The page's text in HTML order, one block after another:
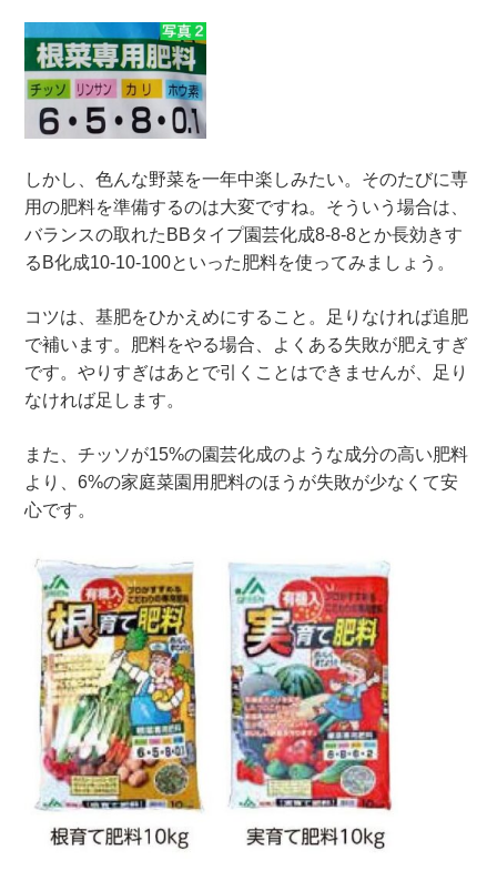
しかし、色んな野菜を一年中楽しみたい。そのたびに専
用の肥料を準備するのは大変ですね。そういう場合は、
バランスの取れたBBタイプ園芸化成8-8-8とか長効きす
るB化成10-10-100といった肥料を使ってみましょう。
コツは、基肥をひかえめにすること。足りなければ追肥
で補います。肥料をやる場合、よくある失敗が肥えすぎ
です。やりすぎはあとで引くことはできませんが、足り
なければ足します。
また、チッソが15%の園芸化成のような成分の高い肥料
より、6%の家庭菜園用肥料のほうが失敗が少なくて安
心です。